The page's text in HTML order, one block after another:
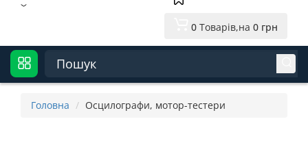
0 Товарів,на 0 грн
Головна Осцилографи, мотор-тестери